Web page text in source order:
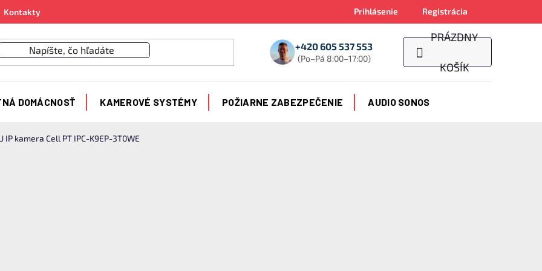
Kontakty Prihlásenie Registrácia
+420 605 537 553
(Po–Pá 8:00–17:00)
NÁKUPNÝ
KOŠÍK
PRÁZDNY
KOŠÍK
DOMÁCNOSŤ KAMEROVÉ SYSTÉMY POŽIARNE ZABEZPEČENIE AUDIO SONOS
IP kamera Cell PT IPC-K9EP-3T0WE